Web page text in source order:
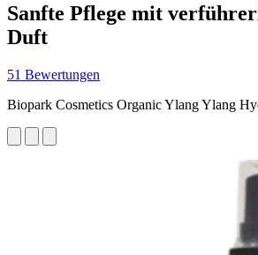
Sanfte Pflege mit
Duft
51 Bewertungen
Biopark Cosmetics Organic Ylang Ylang